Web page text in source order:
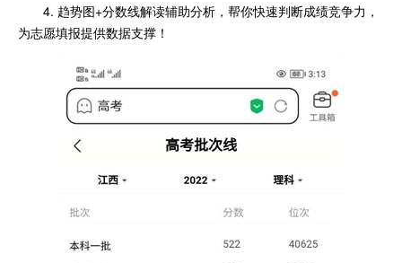
4. 趋势图+分数线解读辅助分析，帮你快速判断成绩竞争力，
为志愿填报提供数据支撑！